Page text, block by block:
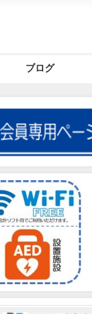
ブログ